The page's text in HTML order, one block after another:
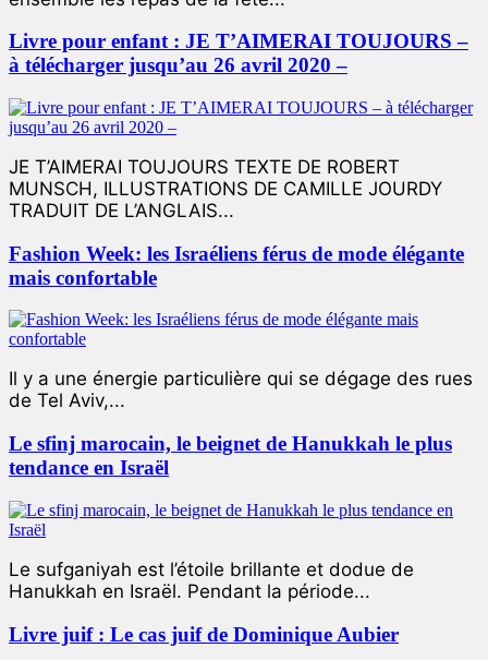
Livre pour enfant : JE T’AIMERAI TOUJOURS –
à télécharger jusqu’au 26 avril 2020 –
JE T’AIMERAI TOUJOURS TEXTE DE ROBERT
MUNSCH, ILLUSTRATIONS DE CAMILLE JOURDY
TRADUIT DE L’ANGLAIS...
Fashion Week: les Israéliens férus de mode élégante
mais confortable
Il y a une énergie particulière qui se dégage des rues
de Tel Aviv,...
Le sfinj marocain, le beignet de Hanukkah le plus
tendance en Israël
Le sufganiyah est l’étoile brillante et dodue de
Hanukkah en Israël. Pendant la période...
Livre juif : Le cas juif de Dominique Aubier